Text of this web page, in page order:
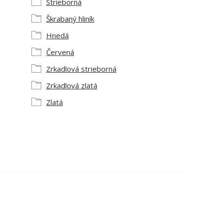
Strieborná
Škrabaný hliník
Hnedá
Červená
Zrkadlová strieborná
Zrkadlová zlatá
Zlatá